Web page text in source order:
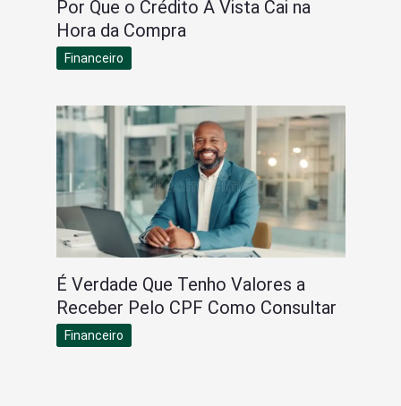
Por Que o Crédito À Vista Cai na
Hora da Compra
Financeiro
É Verdade Que Tenho Valores a
Receber Pelo CPF Como Consultar
Financeiro